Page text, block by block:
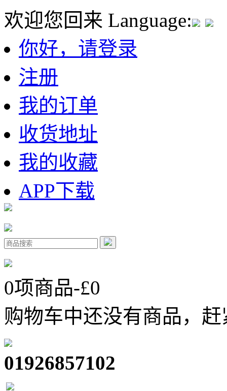
欢迎您回来 Language:
你好，请登录
注册
我的订单
收货地址
我的收藏
APP下载
0项商品-£0
购物车中还没有商品，
01926857102